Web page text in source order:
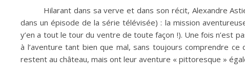
Hilarant dans sa verve et dans son récit, Alexandre
dans un épisode de la série télévisée) : la mission
y’en a tout le tour du ventre de toute façon !). Une fois n’est
à l’aventure tant bien que mal, sans toujours comprendre
restent au château, mais ont leur aventure « pittoresque »